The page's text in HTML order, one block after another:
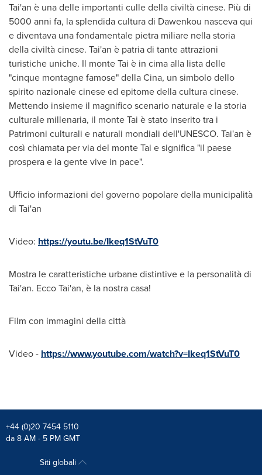
Tai'an è una delle importanti culle della civiltà cinese. Più di
5000 anni fa, la splendida cultura di Dawenkou nasceva qui
e diventava una fondamentale pietra miliare nella storia
della civiltà cinese. Tai'an è patria di tante attrazioni
turistiche uniche. Il monte Tai è in cima alla lista delle
"cinque montagne famose" della Cina, un simbolo dello
spirito nazionale cinese ed epitome della cultura cinese.
Mettendo insieme il magnifico scenario naturale e la storia
culturale millenaria, il monte Tai è stato inserito tra i
Patrimoni culturali e naturali mondiali dell'UNESCO. Tai'an è
così chiamata per via del monte Tai e significa "il paese
prospera e la gente vive in pace".
Ufficio informazioni del governo popolare della municipalità
di Tai'an
Video: https://youtu.be/Ikeq1StVuT0
Mostra le caratteristiche urbane distintive e la personalità di
Tai'an. Ecco Tai'an, è la nostra casa!
Film con immagini della città
Video - https://www.youtube.com/watch?v=Ikeq1StVuT0
+44 (0)20 7454 5110
da 8 AM - 5 PM GMT
Siti globali